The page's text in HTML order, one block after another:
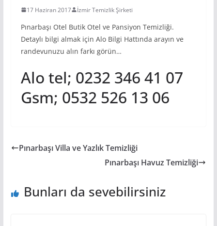
17 Haziran 2017 İzmir Temizlik Şirketi
Pınarbaşı Otel Butik Otel ve Pansiyon Temizliği.
Detaylı bilgi almak için Alo Bilgi Hattında arayın ve
randevunuzu alın farkı görün…
Alo tel; 0232 346 41 07
Gsm; 0532 526 13 06
Pınarbaşı Villa ve Yazlık Temizliği
Pınarbaşı Havuz Temizliği
Bunları da sevebilirsiniz